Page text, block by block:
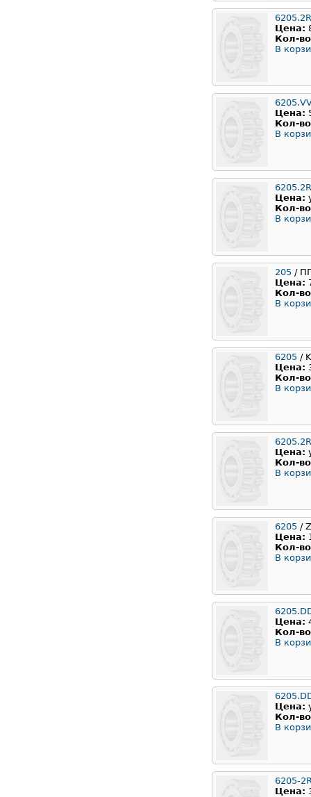
Цена:
Кол-
В
Цена:
Кол-
В
Цена:
Кол-
В
205 /
Цена:
Кол-
В
6205 /
Цена:
Кол-
В
Цена:
Кол-
В
6205 /
Цена:
Кол-
В
Цена:
Кол-
В
Цена:
Кол-
В
6205-
Цена: